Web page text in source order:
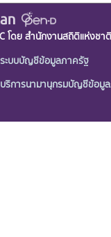
โดย สำนักงานสถิติแห่งชาติ
ระบบบัญชีข้อมูลภาครัฐ
บริการนามานุกรมบัญชีข้อมู